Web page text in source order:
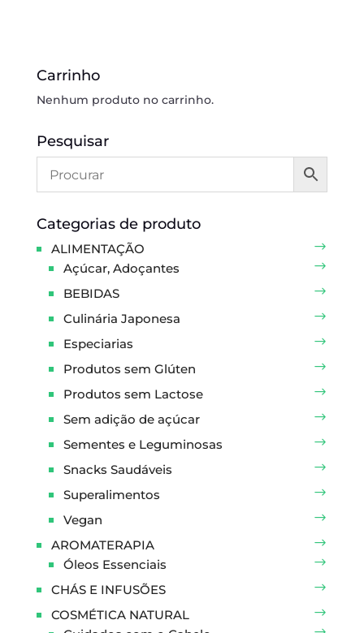
Carrinho
Nenhum produto no carrinho.
Pesquisar
Categorias de produto
ALIMENTAÇÃO
Açúcar, Adoçantes
BEBIDAS
Culinária Japonesa
Especiarias
Produtos sem Glúten
Produtos sem Lactose
Sem adição de açúcar
Sementes e Leguminosas
Snacks Saudáveis
Superalimentos
Vegan
AROMATERAPIA
Óleos Essenciais
CHÁS E INFUSÕES
COSMÉTICA NATURAL